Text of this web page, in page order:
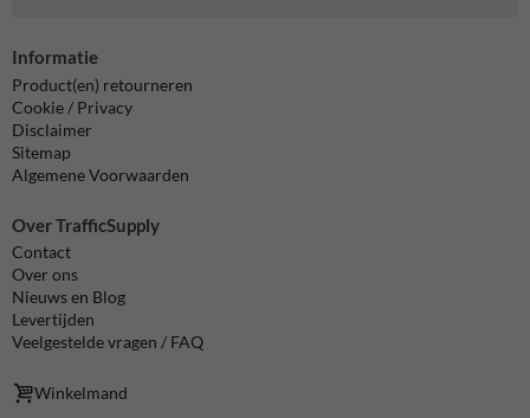
Informatie
Product(en) retourneren
Cookie / Privacy
Disclaimer
Sitemap
Algemene Voorwaarden
Over TrafficSupply
Contact
Over ons
Nieuws en Blog
Levertijden
Veelgestelde vragen / FAQ
Winkelmand